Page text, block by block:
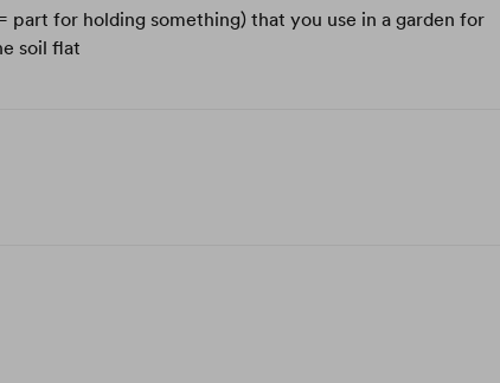
part for holding something) that you use in a garden for
soil flat